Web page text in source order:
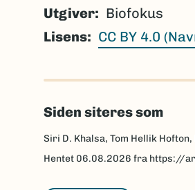
Utgiver
Biofokus
Lisens
CC BY 4.0
Siden siteres som
Siri D. Khalsa, Tom Hellik Hofton,
Hentet 06.08.2026 fra https://